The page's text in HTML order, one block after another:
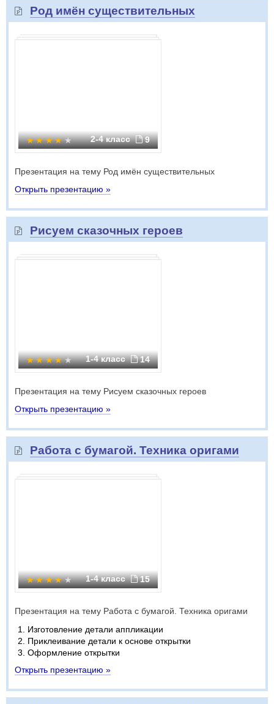
Род имён существительных
2-4 класс 9
Презентация на тему Род имён существительных
Открыть презентацию »
Рисуем сказочных героев
1-4 класс 14
Презентация на тему Рисуем сказочных героев
Открыть презентацию »
Работа с бумагой. Техника оригами
1-4 класс 15
Презентация на тему Работа с бумагой. Техника оригами
Изготовление детали аппликации
Приклеивание детали к основе открытки
Оформление открытки
Открыть презентацию »